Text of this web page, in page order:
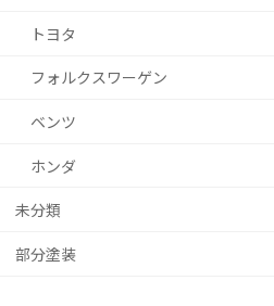
トヨタ
フォルクスワーゲン
ベンツ
ホンダ
未分類
部分塗装